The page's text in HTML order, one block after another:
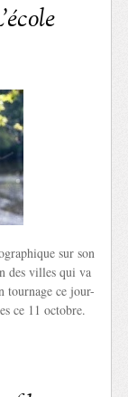
sur son
des villes qui va
tournage ce jour-
ce 11 octobre.